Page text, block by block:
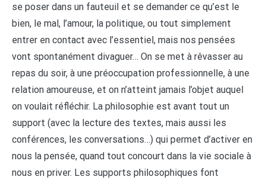
se poser dans un fauteuil et se demander ce qu’est le
bien, le mal, l’amour, la politique, ou tout simplement
entrer en contact avec l’essentiel, mais nos pensées
vont spontanément divaguer… On se met à rêvasser au
repas du soir, à une préoccupation professionnelle, à une
relation amoureuse, et on n’atteint jamais l’objet auquel
on voulait réfléchir. La philosophie est avant tout un
support (avec la lecture des textes, mais aussi les
conférences, les conversations…) qui permet d’activer en
nous la pensée, quand tout concourt dans la vie sociale à
nous en priver. Les supports philosophiques font